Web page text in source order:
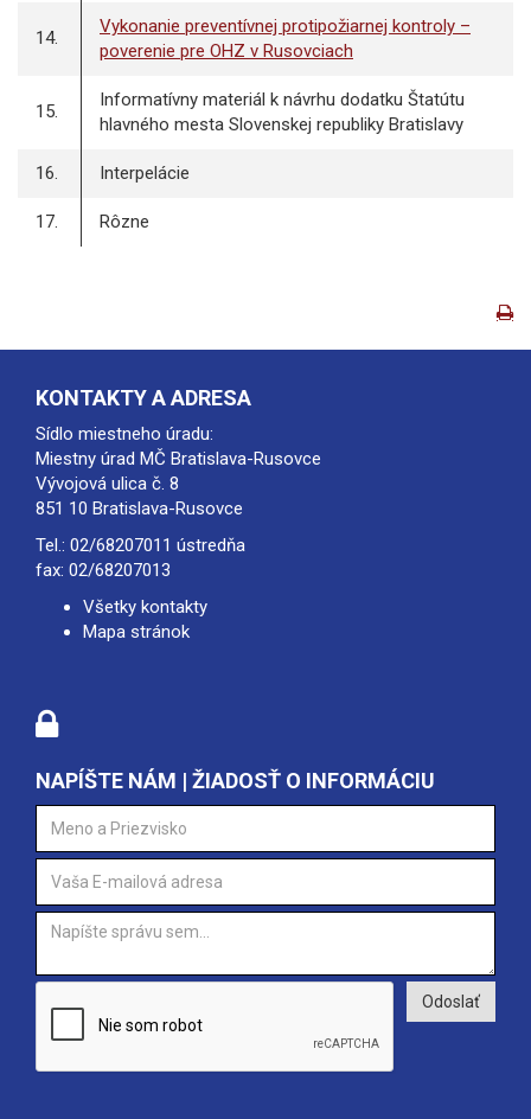
14.
Vykonanie preventívnej protipožiarnej kontroly –
poverenie pre OHZ v Rusovciach
15.
Informatívny materiál k návrhu dodatku Štatútu
hlavného mesta Slovenskej republiky Bratislavy
16. Interpelácie
17. Rôzne
KONTAKTY A ADRESA
Sídlo miestneho úradu:
Miestny úrad MČ Bratislava-Rusovce
Vývojová ulica č. 8
851 10 Bratislava-Rusovce
Tel.: 02/68207011 ústredňa
fax: 02/68207013
Všetky kontakty
Mapa stránok
NAPÍŠTE NÁM | ŽIADOSŤ O INFORMÁCIU